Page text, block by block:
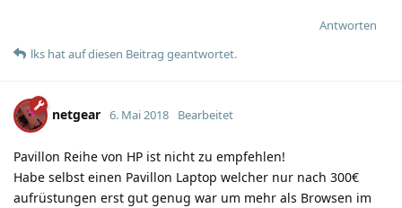
Antworten
lks hatauf diesen Beitrag geantwortet.
netgear 6. Mai 2018 Bearbeitet
Pavillon Reihe von HP ist nicht zu empfehlen!
Habe selbst einen Pavillon Laptop welcher nur nach 300€
aufrüstungen erst gut genug war um mehr als Browsen im